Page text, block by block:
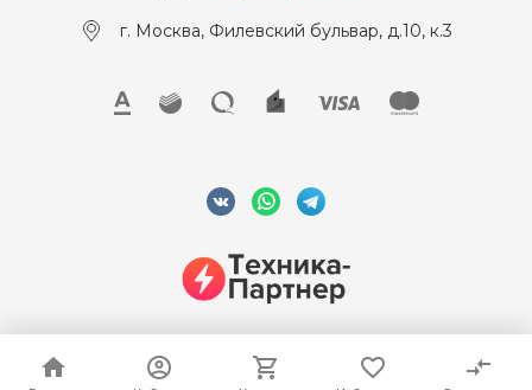
г. Москва, Филевский бульвар, д.10, к.3
© 2026 ООО "Техника-Партнер", ИНН 7715962922, Все права
защищены